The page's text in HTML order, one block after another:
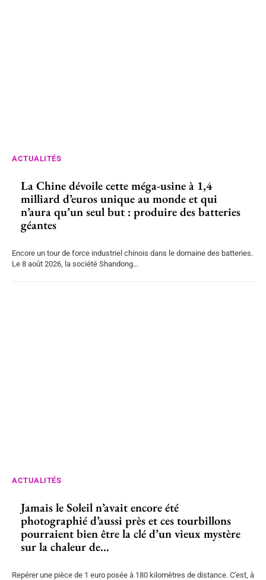
ACTUALITÉS
La Chine dévoile cette méga-usine à 1,4
milliard d’euros unique au monde et qui
n’aura qu’un seul but : produire des batteries
géantes
Encore un tour de force industriel chinois dans le domaine des batteries.
Le 8 août 2026, la société Shandong...
ACTUALITÉS
Jamais le Soleil n’avait encore été
photographié d’aussi près et ces tourbillons
pourraient bien être la clé d’un vieux mystère
sur la chaleur de...
Repérer une pièce de 1 euro posée à 180 kilomètres de distance. C'est, à